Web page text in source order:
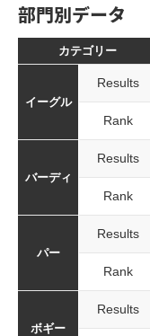
部門別データ
カテゴリー
イーグル
Results
Rank
バーディ
Results
Rank
パー
Results
Rank
ボギー
Results